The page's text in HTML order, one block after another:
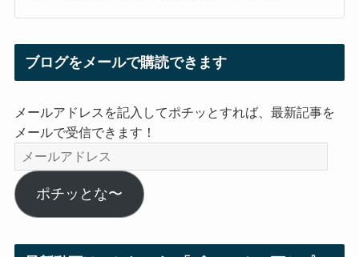
ブログをメールで購読できます
メールアドレスを記入してポチッとすれば、最新記事を
メールで受信できます！
メ
ー
ル
ア
ポチッとな〜